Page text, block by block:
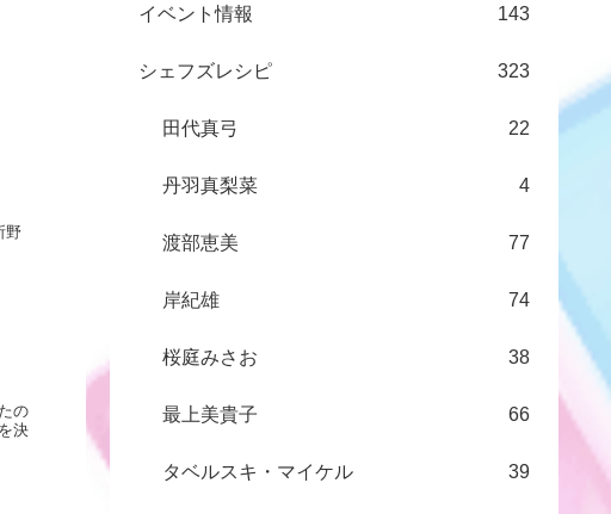
野
の
決
イベント情報 143
シェフズレシピ 323
田代真弓 22
丹羽真梨菜 4
渡部恵美 77
岸紀雄 74
桜庭みさお 38
最上美貴子 66
タベルスキ・マイケル 39